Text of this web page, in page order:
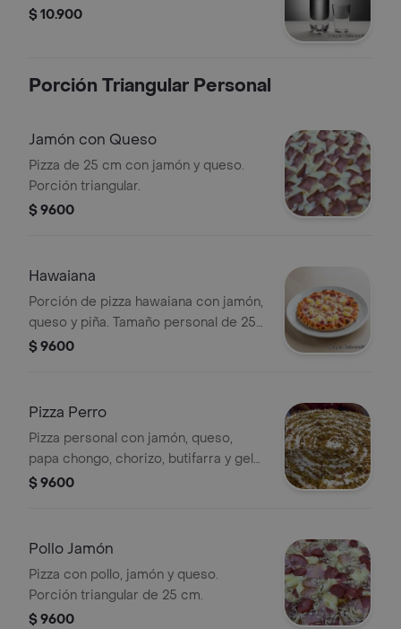
$ 10.900
Porción Triangular Personal
Jamón con Queso
Pizza de 25 cm con jamón y queso.
Porción triangular.
$ 9600
Hawaiana
Porción de pizza hawaiana con jamón,
queso y piña. Tamaño personal de 25
cm.
$ 9600
Pizza Perro
Pizza personal con jamón, queso,
papa chongo, chorizo, butifarra y gel
de piña tártara.
$ 9600
Pollo Jamón
Pizza con pollo, jamón y queso.
Porción triangular de 25 cm.
$ 9600